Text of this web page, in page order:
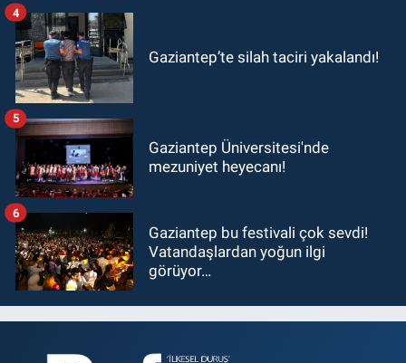
Gaziantep’te silah taciri yakalandı!
4
Gaziantep Üniversitesi'nde
mezuniyet heyecanı!
5
Gaziantep bu festivali çok sevdi!
Vatandaşlardan yoğun ilgi
görüyor…
6